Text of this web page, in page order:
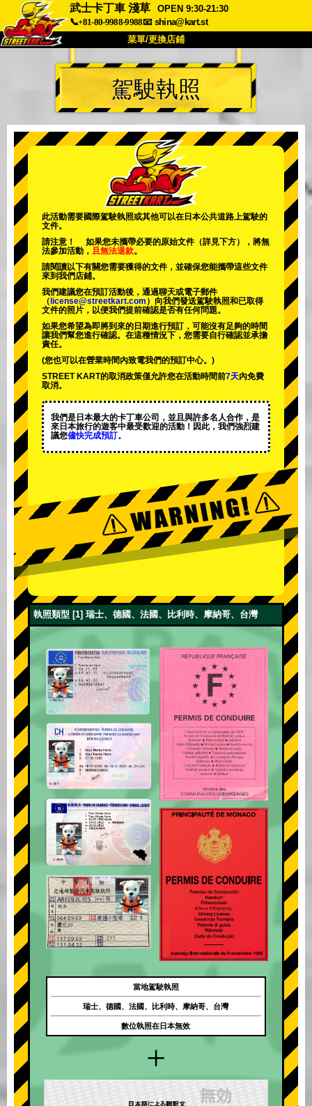
武士卡丁車 淺草
OPEN 9:30-21:30
📞+81-80-9988-9988📧 shina@kart.st
菜單/更換店鋪
首頁
關於我們 規格 價格
公司 預訂
更換店鋪
東京 秋葉原 #2 東京 澀谷
東京 澀谷分店
東京 淺草
沖繩
駕駛執照
此活動需要國際駕駛執照或其他可以在日本公共道路上駕駛的
文件。
請注意！ 如果您未攜帶必要的原始文件（詳見下方），將無
法參加活動， 且無法退款。
請閱讀以下有關您需要獲得的文件，並確保您能攜帶這些文件
來到我們店鋪。
我們建議您在預訂活動後，通過聊天或電子郵件
（ license@streetkart.com ）向我們發送駕駛執照和已取得
文件的照片，以便我們提前確認是否有任何問題。
如果您希望為即將到來的日期進行預訂，可能沒有足夠的時間
讓我們幫您進行確認。在這種情況下，您需要自行確認並承擔
責任。
(您也可以在營業時間內致電我們的預訂中心。)
STREET KART的取消政策僅允許您在活動時間前7天內免費
取消。
我們是日本最大的卡丁車公司，並且與許多名人合作，是
來日本旅行的遊客中最受歡迎的活動 ！因此，我們強烈建
議您儘快完成預訂。
執照類型 [1] 瑞士、德國、法國、比利時、摩納哥、台灣
+
當地駕駛執照
瑞士、德國、法國、比利時、摩納哥、台灣
數位執照在日本無效